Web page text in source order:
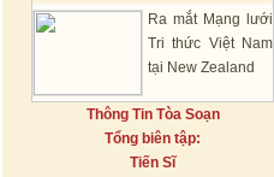
Ra mắt Mạng lưới
Tri thức Việt Nam
tại New Zealand
Thông Tin Tòa Soạn
Tổng biên tập:
Tiến Sĩ